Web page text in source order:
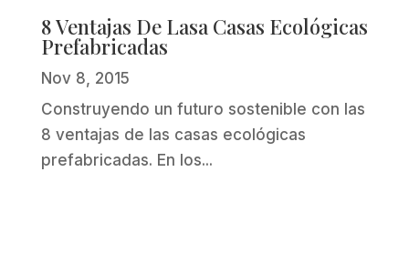
8 Ventajas De Lasa Casas Ecológicas
Prefabricadas
Nov 8, 2015
Construyendo un futuro sostenible con las
8 ventajas de las casas ecológicas
prefabricadas. En los...